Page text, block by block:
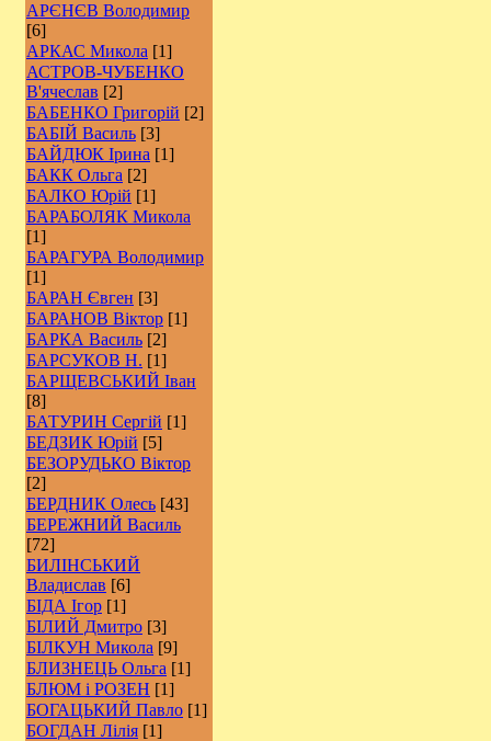
АРЄНЄВ Володимир
[6]
АРКАС Микола [1]
АСТРОВ-ЧУБЕНКО
В'ячеслав [2]
БАБЕНКО Григорій [2]
БАБІЙ Василь [3]
БАЙДЮК Ірина [1]
БАКК Ольга [2]
БАЛКО Юрій [1]
БАРАБОЛЯК Микола
[1]
БАРАГУРА Володимир
[1]
БАРАН Євген [3]
БАРАНОВ Віктор [1]
БАРКА Василь [2]
БАРСУКОВ Н. [1]
БАРЩЕВСЬКИЙ Іван
[8]
БАТУРИН Сергій [1]
БЕДЗИК Юрій [5]
БЕЗОРУДЬКО Віктор
[2]
БЕРДНИК Олесь [43]
БЕРЕЖНИЙ Василь
[72]
БИЛІНСЬКИЙ
Владислав [6]
БІДА Ігор [1]
БІЛИЙ Дмитро [3]
БІЛКУН Микола [9]
БЛИЗНЕЦЬ Ольга [1]
БЛЮМ і РОЗЕН [1]
БОГАЦЬКИЙ Павло [1]
БОГДАН Лілія [1]